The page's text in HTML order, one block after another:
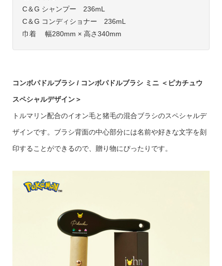
C＆G シャンプー 236mL
C＆G コンディショナー 236mL
巾着 幅280mm × 高さ340mm
コンボパドルブラシ / コンボパドルブラシ ミニ ＜ピカチュウ
スペシャルデザイン＞
トルマリン配合のイオン毛と猪毛の混合ブラシのスペシャルデ
ザインです。ブラシ背面の中心部分には名前や好きな文字を刻
印することができるので、贈り物にぴったりです。